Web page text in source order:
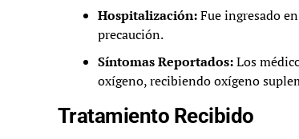
Hospitalización:Fue ingresado
precaución.
Síntomas Reportados:Los
oxígeno, recibiendo oxígeno
Tratamiento Recibido